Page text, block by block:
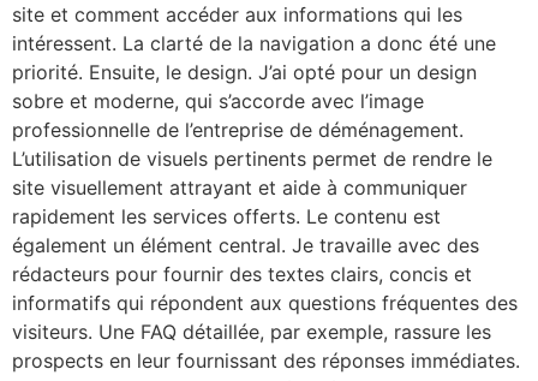
site et comment accéder aux informations qui les
intéressent. La clarté de la navigation a donc été une
priorité. Ensuite, le design. J’ai opté pour un design
sobre et moderne, qui s’accorde avec l’image
professionnelle de l’entreprise de déménagement.
L’utilisation de visuels pertinents permet de rendre le
site visuellement attrayant et aide à communiquer
rapidement les services offerts. Le contenu est
également un élément central. Je travaille avec des
rédacteurs pour fournir des textes clairs, concis et
informatifs qui répondent aux questions fréquentes des
visiteurs. Une FAQ détaillée, par exemple, rassure les
prospects en leur fournissant des réponses immédiates.